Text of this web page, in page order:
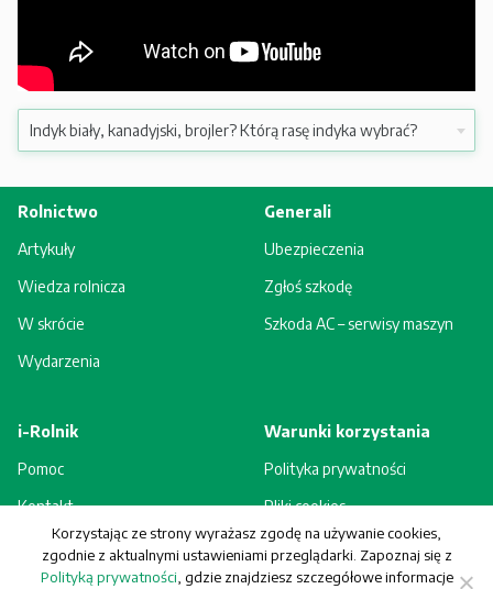
Rolnictwo
Artykuły
Wiedza rolnicza
W skrócie
Wydarzenia
Generali
Ubezpieczenia
Zgłoś szkodę
Szkoda AC – serwisy maszyn
i-Rolnik
Pomoc
Kontakt
Rejestracja - korzyści
Warunki korzystania
Polityka prywatności
Pliki cookies
Regulamin
Korzystając ze strony wyrażasz zgodę na używanie cookies,
zgodnie z aktualnymi ustawieniami przeglądarki. Zapoznaj się z
Polityką prywatności , gdzie znajdziesz szczegółowe informacje